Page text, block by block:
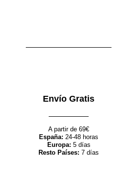
Envío Gratis
A partir de 69€
España: 24-48 horas
Europa: 5 días
Resto Países: 7 días